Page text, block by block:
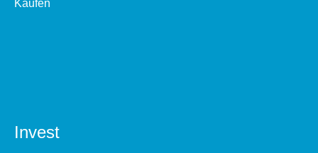
Kaufen
Invest